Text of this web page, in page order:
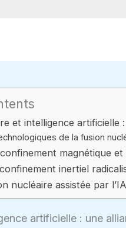
et intelligence artificielle
de la fusion
magnétique et
inertiel
nucléaire assistée par
artificielle : une